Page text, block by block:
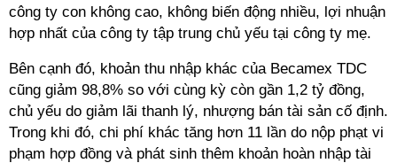
công ty con không cao, không biến động nhiều, lợi nhuận
hợp nhất của công ty tập trung chủ yếu tại công ty mẹ.
Bên cạnh đó, khoản thu nhập khác của Becamex TDC
cũng giảm 98,8% so với cùng kỳ còn gần 1,2 tỷ đồng,
chủ yếu do giảm lãi thanh lý, nhượng bán tài sản cố định.
Trong khi đó, chi phí khác tăng hơn 11 lần do nộp phạt vi
phạm hợp đồng và phát sinh thêm khoản hoàn nhập tài